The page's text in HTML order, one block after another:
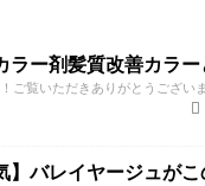
ラー剤髪質改善カラー
ご覧いただきありがとうござい